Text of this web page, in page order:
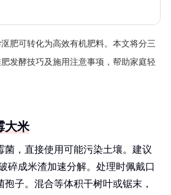
肥可转化为高效有机肥料。本文将分三
发酵技巧及施用注意事项，帮助家庭轻
大米
菌，直接使用可能污染土壤。建议
碎成米渣加速分解。处理时佩戴口
子。混合等体积干树叶或锯末，